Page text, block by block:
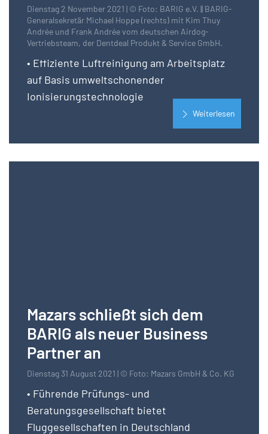
Dienstag 2 November 2021 | © Foto: BARIG e.V. || BARIG-
Generalsekretär Michael Hoppe (rechts) mit Kim Thuy
Andrée und Frank Andrée vom deutschen Airdog-
Vertriebsteam, der Dentdeal Produkt & Service GmbH.
• Effiziente Luftreinigung am Arbeitsplatz
auf Basis umweltschonender
Ionisierungstechnologie
Weiterlesen
Mazars schließt sich dem
BARIG als neuer Business
Partner an
Dienstag 31 August 2021 | © Foto: Mazars GmbH & Co. KG
• Führende Prüfungs- und
Beratungsgesellschaft bietet
Fluggesellschaften in Deutschland